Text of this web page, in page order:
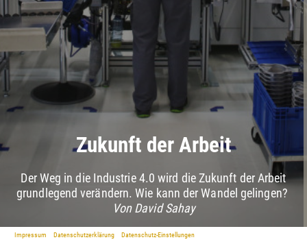
Zukunft der Arbeit
Der Weg in die Industrie 4.0 wird die Zukunft der Arbeit
grundlegend verändern. Wie kann der Wandel gelingen?
Von David Sahay
Impressum Datenschutzerklärung Datenschutz-Einstellungen